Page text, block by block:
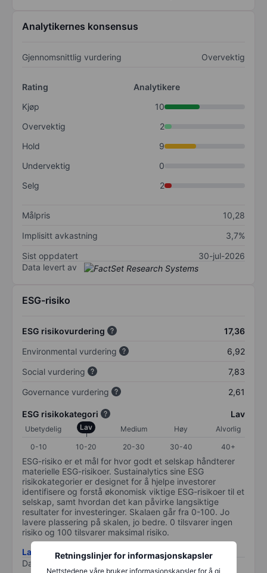
Retningslinjer for informasjonskapsler
Nettstedene våre bruker informasjonskapsler for å gi
Analytikernes konsensus
Gjennomsnittlig vurdering Overvektig
Rating
Analytikere
Kjøp
10
Overvektig
2
Hold
9
Undervektig
0
Selg
2
Målpris
10,28
Implisitt avkastning
3,7%
Sist oppdatert
30-jul-2026
Data levert av
ESG-risiko
ESG risikovurdering
17,36
Environmental vurdering
6,92
Social vurdering
7,83
Governance vurdering
2,61
ESG risikokategori Lav
Ubetydelig Lav Medium Høy
Alvorlig
0-10
10-20 20-30 30-40 40+
ESG-risiko er et mål for hvor godt et selskap håndterer
materielle ESG-risikoer. Sustainalytics sine ESG
risikokategorier er designet for å hjelpe investorer
identifisere og forstå økonomisk viktige ESG-risikoer til et
selskap, samt hvordan det kan påvirke langsiktige
resultater for investeringer. Skalaen går fra 0-100. Jo
lavere plassering på skalen, jo bedre. 0 tilsvarer ingen
risiko og 100 tilsvarer maksimal risiko.
Last ned metodikk for ESG-risiko
Data levert av